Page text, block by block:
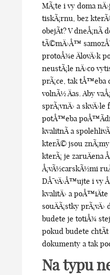
MÃ¡te i vy doma
tiskÃ¡rnu, bez
obejÃ­t? V dneÅ¡nÃ­
tÃ©mÄ›Å™
protoÅ¾e ÄlovÄ›k
neustÃ¡le nÄ›co
prÃ¡ce, tak tÅ™eba
volnÃ½ Äas. Aby
sprÃ¡vnÄ› a
potÅ™eba
kvalitnÃ­ a
kterÃ© jsou
kterÃ¡ je zaruÄena
Å¡vÃ½carskÃ½mi
DÅ¯vÄ›Å™ujte i vy
kvalitÄ› a
souÄÃ¡stky prÃ¡vÄ›
budete je totiÅ¾
pokud budete
dokumenty a tak
Na typu